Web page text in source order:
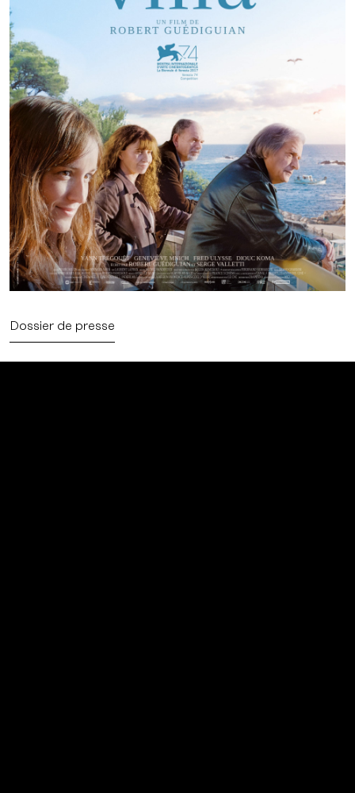
Dossier de presse